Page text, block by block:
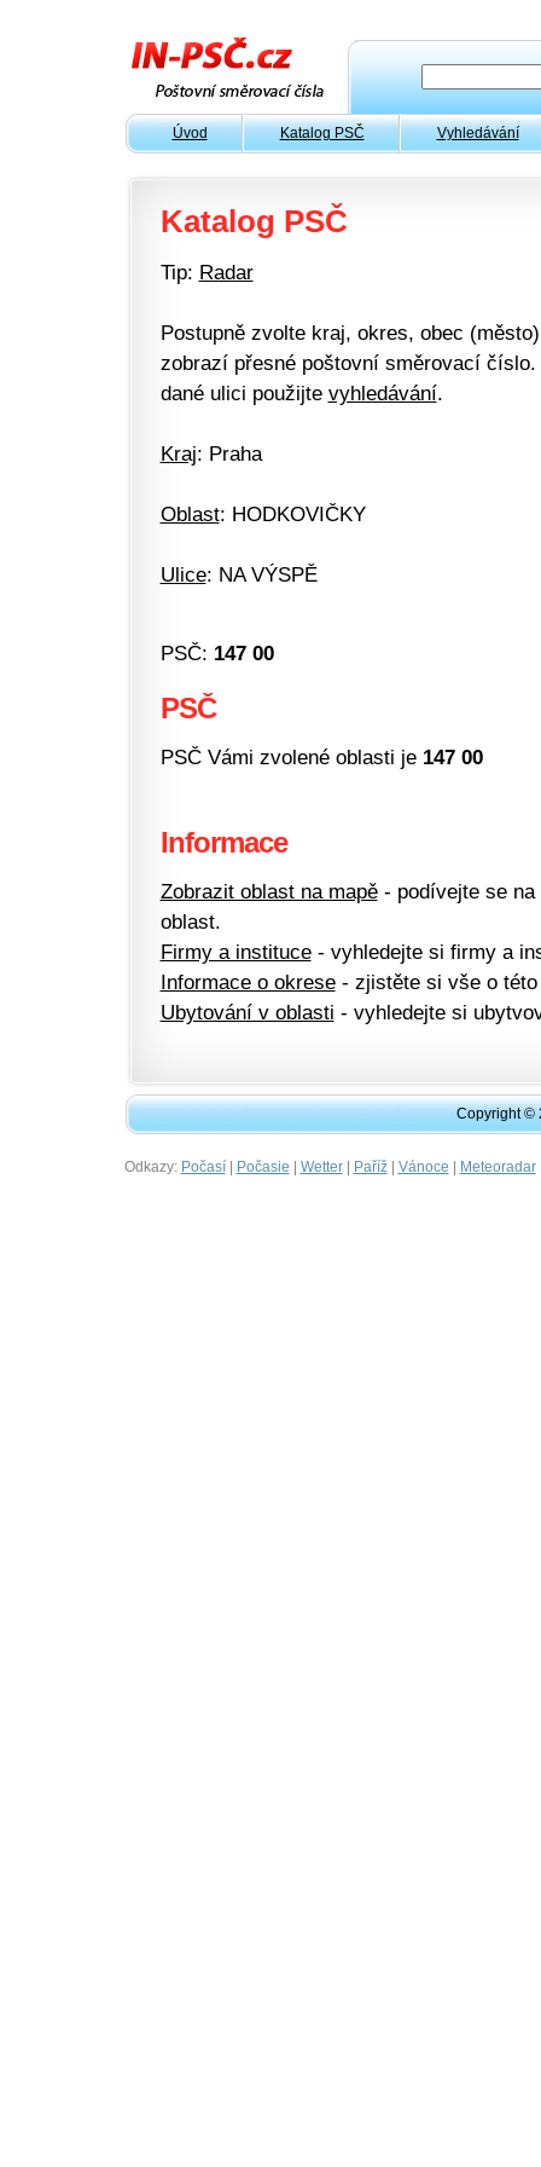
Úvod Katalog PSČ Vyhledávání
Katalog PSČ
Tip: Radar
Postupně zvolte kraj, okres, obec
zobrazí přesné poštovní směrovací
dané ulici použijte vyhledávání.
Kraj: Praha
Oblast: HODKOVIČKY
Ulice: NA VÝSPĚ
PSČ: 147 00
PSČ
PSČ Vámi zvolené oblasti je 147 00
Informace
Zobrazit oblast na mapě- podívejte se na
oblast.
Firmy a instituce- vyhledejte si firmy a
Informace o okrese- zjistěte si vše o této
Ubytování v oblasti - vyhledejte si
Copyright ©
Odkazy: Počasí| Počasie | Wetter| Paříž| Vánoce | Meteoradar